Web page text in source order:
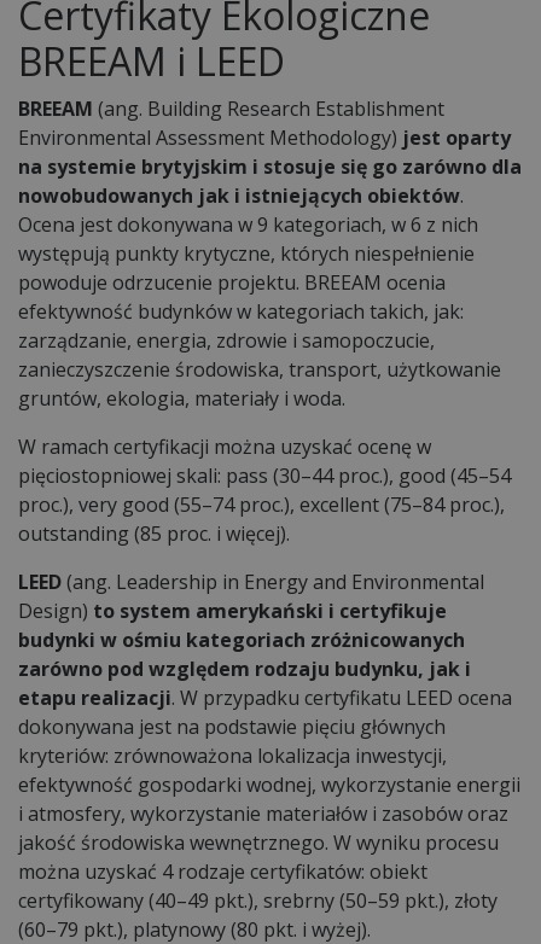
Certyfikaty Ekologiczne
BREEAM i LEED
BREEAM (ang. Building Research Establishment
Environmental Assessment Methodology) jest oparty
na systemie brytyjskim i stosuje się go zarówno dla
nowobudowanych jak i istniejących obiektów.
Ocena jest dokonywana w 9 kategoriach, w 6 z nich
występują punkty krytyczne, których niespełnienie
powoduje odrzucenie projektu. BREEAM ocenia
efektywność budynków w kategoriach takich, jak:
zarządzanie, energia, zdrowie i samopoczucie,
zanieczyszczenie środowiska, transport, użytkowanie
gruntów, ekologia, materiały i woda.
W ramach certyfikacji można uzyskać ocenę w
pięciostopniowej skali: pass (30–44 proc.), good (45–54
proc.), very good (55–74 proc.), excellent (75–84 proc.),
outstanding (85 proc. i więcej).
LEED(ang. Leadership in Energy and Environmental
Design) to system amerykański i certyfikuje
budynki w ośmiu kategoriach zróżnicowanych
zarówno pod względem rodzaju budynku, jak i
etapu realizacji. W przypadku certyfikatu LEED ocena
dokonywana jest na podstawie pięciu głównych
kryteriów: zrównoważona lokalizacja inwestycji,
efektywność gospodarki wodnej, wykorzystanie energii
i atmosfery, wykorzystanie materiałów i zasobów oraz
jakość środowiska wewnętrznego. W wyniku procesu
można uzyskać 4 rodzaje certyfikatów: obiekt
certyfikowany (40–49 pkt.), srebrny (50–59 pkt.), złoty
(60–79 pkt.), platynowy (80 pkt. i wyżej).